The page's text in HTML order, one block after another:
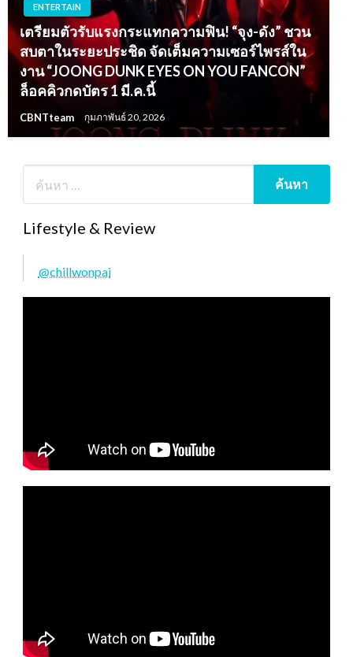
ENTERTAIN
เตรียมตัวรับแรงกระแทกความฟิน! “จุง-ดัง” ชวน
สบตาในระยะประชิด จัดเต็มความเซอร์ไพรส์ใน
งาน “JOONG DUNK EYES ON YOU FANCON”
ล็อคคิวกดบัตร 1 มี.ค.นี้
CBNTteam กุมภาพันธ์ 20, 2026
Lifestyle & Review
@chillwonpai